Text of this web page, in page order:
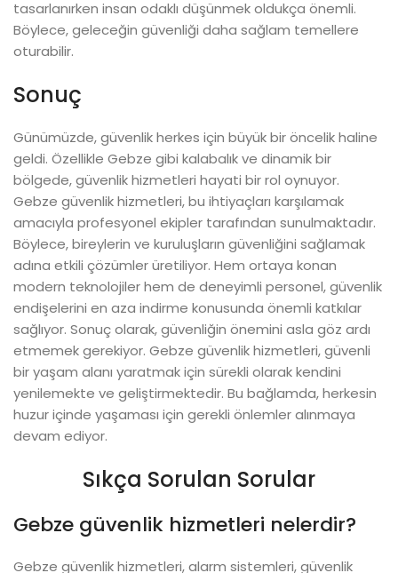
tasarlanırken insan odaklı düşünmek oldukça önemli.
Böylece, geleceğin güvenliği daha sağlam temellere
oturabilir.
Sonuç
Günümüzde, güvenlik herkes için büyük bir öncelik haline
geldi. Özellikle Gebze gibi kalabalık ve dinamik bir
bölgede, güvenlik hizmetleri hayati bir rol oynuyor.
Gebze güvenlik hizmetleri, bu ihtiyaçları karşılamak
amacıyla profesyonel ekipler tarafından sunulmaktadır.
Böylece, bireylerin ve kuruluşların güvenliğini sağlamak
adına etkili çözümler üretiliyor. Hem ortaya konan
modern teknolojiler hem de deneyimli personel, güvenlik
endişelerini en aza indirme konusunda önemli katkılar
sağlıyor. Sonuç olarak, güvenliğin önemini asla göz ardı
etmemek gerekiyor. Gebze güvenlik hizmetleri, güvenli
bir yaşam alanı yaratmak için sürekli olarak kendini
yenilemekte ve geliştirmektedir. Bu bağlamda, herkesin
huzur içinde yaşaması için gerekli önlemler alınmaya
devam ediyor.
Sıkça Sorulan Sorular
Gebze güvenlik hizmetleri nelerdir?
Gebze güvenlik hizmetleri, alarm sistemleri, güvenlik